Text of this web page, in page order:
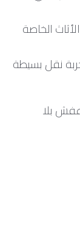
الخاصة
نقل بسيطة
عفش بلا